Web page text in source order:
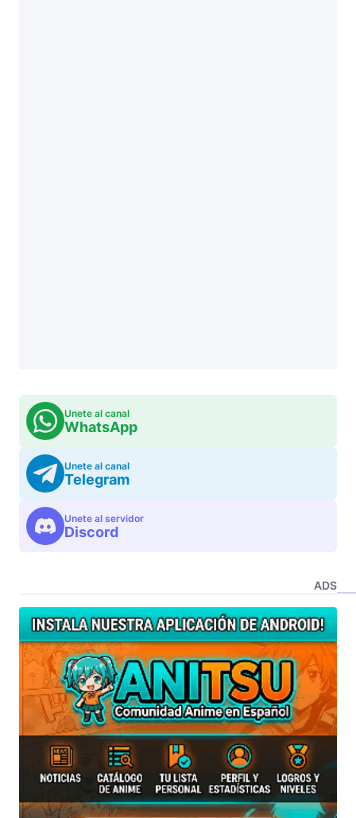
Unete al canal
WhatsApp
Unete al canal
Telegram
Unete al servidor
Discord
ADS